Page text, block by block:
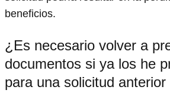
beneficios.
¿Es necesario volver a
documentos si ya los he
para una solicitud